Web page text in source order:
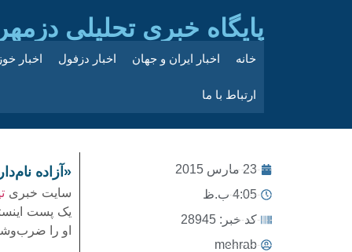
پایگاه خبری تحلیلی
خانه اخبار ایران و جهان اخبار دزفول اخبار
ارتباط با ما
23 مارس 2015
4:05 ب.ظ
کد خبر: 28945
mehrab
«آزاده
سایت خبری
یک پست
او را